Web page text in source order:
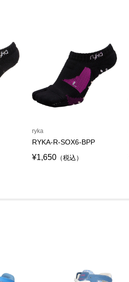
ryka
RYKA-R-SOX6-BPP
¥1,650 （税込）